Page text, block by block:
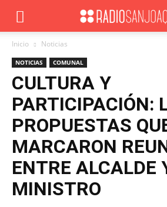
Inicio Noticias
NOTICIAS COMUNAL
CULTURA Y
PARTICIPACIÓN:
PROPUESTAS
MARCARON
ENTRE ALCALDE
MINISTRO